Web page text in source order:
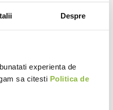
Despre
experienta de
sa citesti Politica de